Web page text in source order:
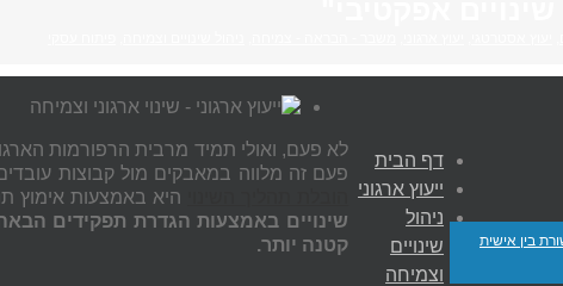
לא פעם, ואולי תמיד מרבית הרפורמות
פעם זה מלווה במאבקים מול קבוצות
היא באמצעות אימוץ
שינויים באמצעות הגדרת תפקידים
קטנה יותר.
בין אישית
דף הבית
ייעוץ ארגוני
ניהול
שינויים
וצמיחה